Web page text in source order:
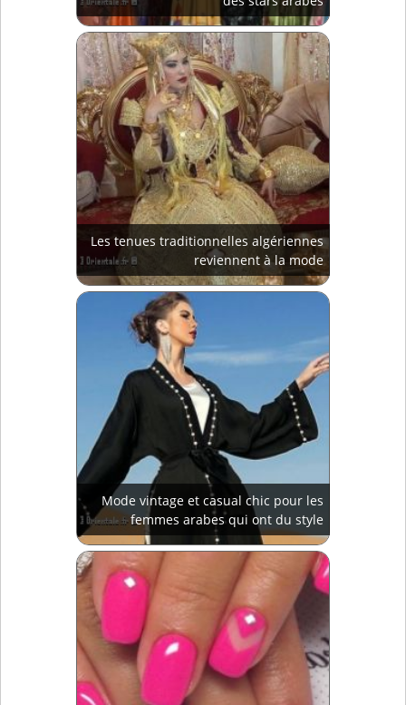
Les tenues traditionnelles algériennes
reviennent à la mode
Mode vintage et casual chic pour les
femmes arabes qui ont du style